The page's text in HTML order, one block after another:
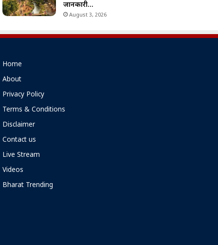
जानकारी…
August 3, 2026
Home
About
Privacy Policy
Terms & Conditions
Disclaimer
Contact us
Live Stream
Videos
Bharat Trending